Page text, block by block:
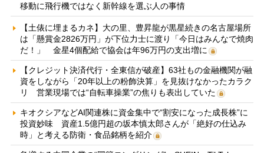
移動に飛行機ではなく新幹線を選ぶ人の事情
【土俵に埋まるカネ】大の里、豊昇龍が黒星続きの名古屋場所
は「懸賞金2826万円」が下位力士に渡り「今日はみんなで焼肉
だ！」 金星4個配給で協会は年96万円の支出増に
【クレジット決済代行・全東信が破産】63社もの金融機関が融
資をしながら「20年以上の粉飾決算」を見抜けなかったカラク
リ 営業現場では“自転車操業”の焦りも表出していた
キオクシアなどAI関連株に資金集中で“割安になった成長株”に
投資妙味 資産1.5億円超の坂本慎太郎さんが「絶好の仕込み
時」と考える防衛・食品銘柄を紹介